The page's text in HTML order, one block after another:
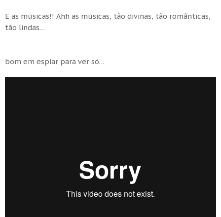
E as músicas!! Ahh as músicas, tão divinas, tão românticas,
tão lindas…
bom em espiar para ver só…